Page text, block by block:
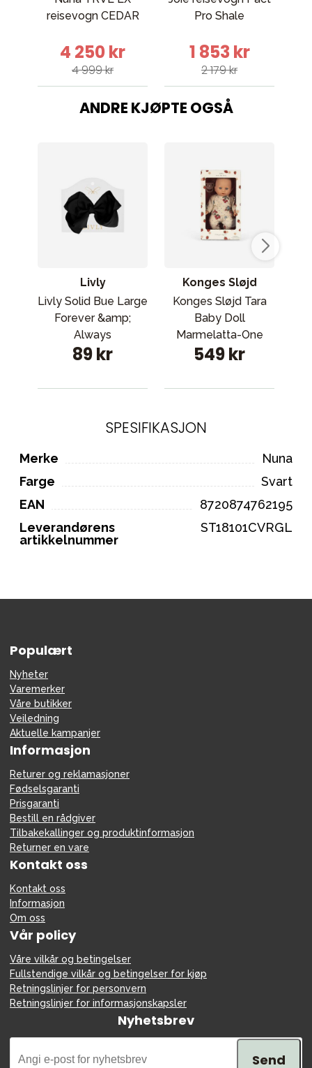
reisevogn CEDAR
4 250 kr
4 999 kr
Pro Shale
1 853 kr
2 179 kr
ANDRE KJØPTE OGSÅ
Livly
Livly Solid Bue Large
Forever &amp;
Always
89 kr
Konges Sløjd
Konges Sløjd Tara
Baby Doll
Marmelatta-One
Size
549 kr
SPESIFIKASJON
Merke
Nuna
Farge
Svart
EAN
8720874762195
Leverandørens
artikkelnummer
ST18101CVRGL
Populært
Nyheter
Varemerker
Våre butikker
Veiledning
Aktuelle kampanjer
Informasjon
Returer og reklamasjoner
Fødselsgaranti
Prisgaranti
Bestill en rådgiver
Tilbakekallinger og produktinformasjon
Returner en vare
Kontakt oss
Kontakt oss
Informasjon
Om oss
Vår policy
Våre vilkår og betingelser
Fullstendige vilkår og betingelser for kjøp
Retningslinjer for personvern
Retningslinjer for informasjonskapsler
Nyhetsbrev
Send